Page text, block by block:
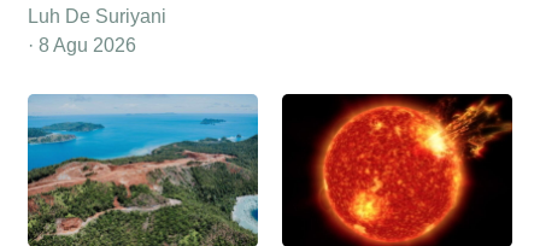
Luh De Suriyani
8 Agu 2026